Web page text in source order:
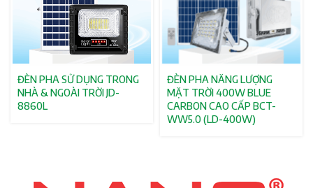
ĐÈN PHA SỬ DỤNG TRONG
NHÀ & NGOÀI TRỜI JD-
8860L
ĐÈN PHA NĂNG LƯỢNG
MẶT TRỜI 400W BLUE
CARBON CAO CẤP BCT-
WW5.0 (LD-400W)